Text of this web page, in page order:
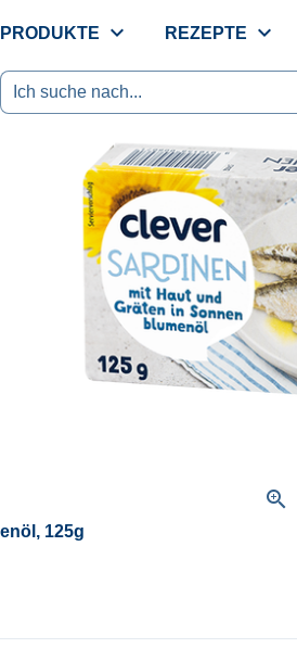
PRODUKTE expand_more REZEPTE expand_more
Ich suche nach...
zoom_in
125g